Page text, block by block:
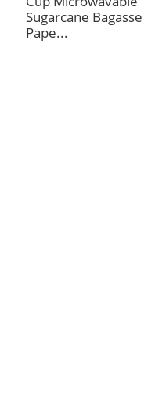
Sugarcane Bagasse
Pape...